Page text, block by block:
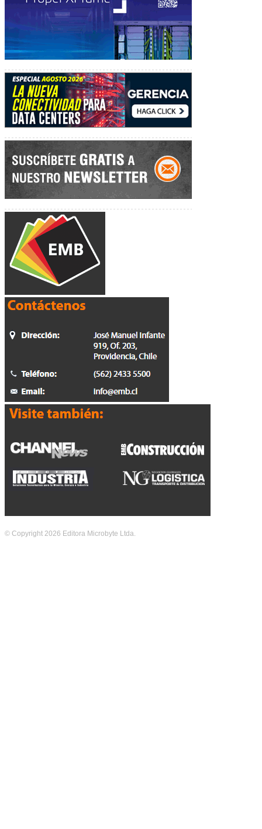
© Copyright 2026 Editora Microbyte Ltda.